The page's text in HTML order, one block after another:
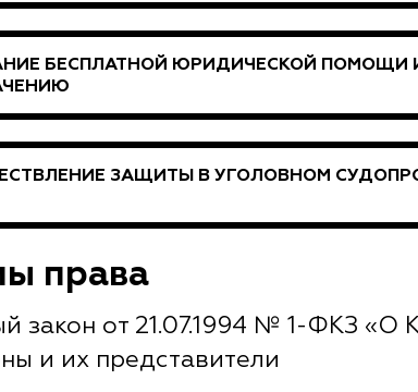
БЕСПЛАТНОЙ ЮРИДИЧЕСКОЙ
ЗАЩИТЫ В УГОЛОВНОМ
права
закон от 21.07.1994 № 1-ФКЗ «О
и их представители